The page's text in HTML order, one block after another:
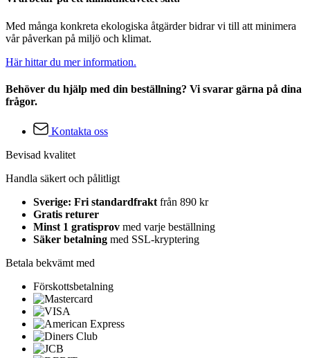
Med många konkreta ekologiska åtgärder bidrar vi till att minimera
vår påverkan på miljö och klimat.
Här hittar du mer information.
Behöver du hjälp med din beställning? Vi svarar gärna på dina
frågor.
Kontakta oss
Bevisad kvalitet
Handla säkert och pålitligt
Sverige: Fri standardfrakt från 890 kr
Gratis returer
Minst 1 gratisprov med varje beställning
Säker betalning med SSL-kryptering
Betala bekvämt med
Förskottsbetalning